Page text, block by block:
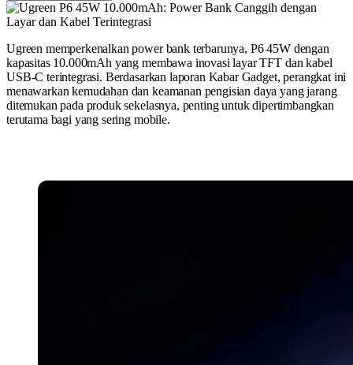
Ugreen memperkenalkan power bank terbarunya, P6 45W dengan
kapasitas 10.000mAh yang membawa inovasi layar TFT dan kabel
USB-C terintegrasi. Berdasarkan laporan Kabar Gadget, perangkat ini
menawarkan kemudahan dan keamanan pengisian daya yang jarang
ditemukan pada produk sekelasnya, penting untuk dipertimbangkan
terutama bagi yang sering mobile.